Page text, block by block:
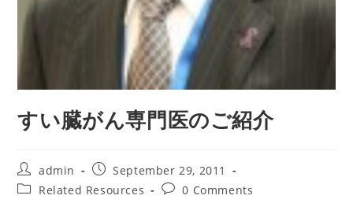
すい臓がん専門医のご紹介
Post
author:
admin
Post
published:
September 29, 2011
PostRelated Resources
Post0 Comments